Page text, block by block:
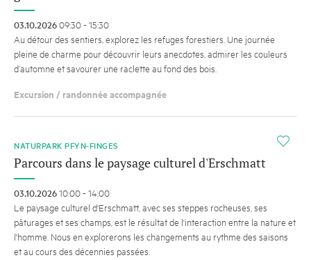
03.10.202609:30 - 15:30
Au détour des sentiers, explorez les refuges forestiers. Une journée
pleine de charme pour découvrir leurs anecdotes, admirer les couleurs
d’automne et savourer une raclette au fond des bois.
Excursion / randonnée accompagnée
i
NATURPARK PFYN-FINGES
Parcours dans le paysage culturel d'Erschmatt
03.10.202610:00 - 14:00
Le paysage culturel d'Erschmatt, avec ses steppes rocheuses, ses
pâturages et ses champs, est le résultat de l'interaction entre la nature et
l'homme. Nous en explorerons les changements au rythme des saisons
et au cours des décennies passées.